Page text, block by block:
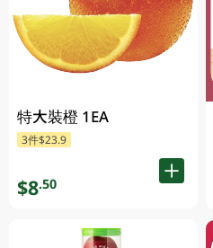
特大裝橙 1EA
3件$23.9
$8.50